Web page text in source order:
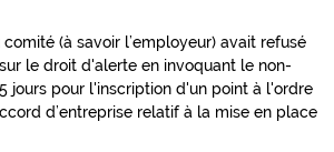
(à savoir l’employeur) avait refusé
le droit d'alerte en invoquant le non-
jours pour l'inscription d'un point à l'ordre
d’entreprise relatif à la mise en place